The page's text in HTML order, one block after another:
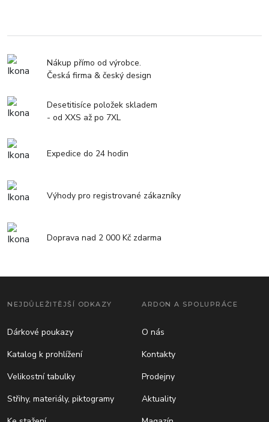
Nákup přímo od výrobce.
Česká firma & český design
Desetitisíce položek skladem
- od XXS až po 7XL
Expedice do 24 hodin
Výhody pro registrované zákazníky
Doprava nad 2 000 Kč zdarma
NEJDŮLEŽITĚJŠÍ ODKAZY
Dárkové poukazy
Katalog k prohlížení
Velikostní tabulky
Střihy, materiály, piktogramy
ARDON A SPOLUPRÁCE
O nás
Kontakty
Prodejny
Aktuality